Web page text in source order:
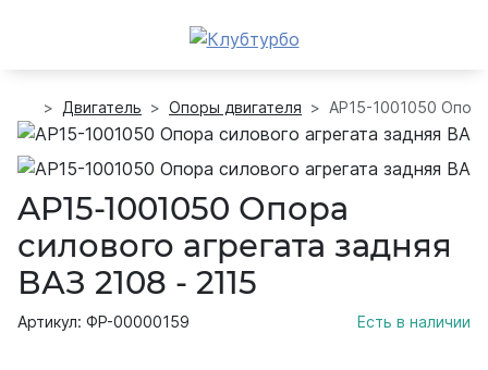
Двигатель Опоры двигателя AP15-1001050
AP15-1001050 Опора
силового агрегата задняя
ВАЗ 2108 - 2115
Артикул: ФР-00000159 Есть в наличии